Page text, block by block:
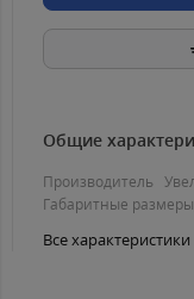
Общие
Производитель
Габаритные
Все характеристики